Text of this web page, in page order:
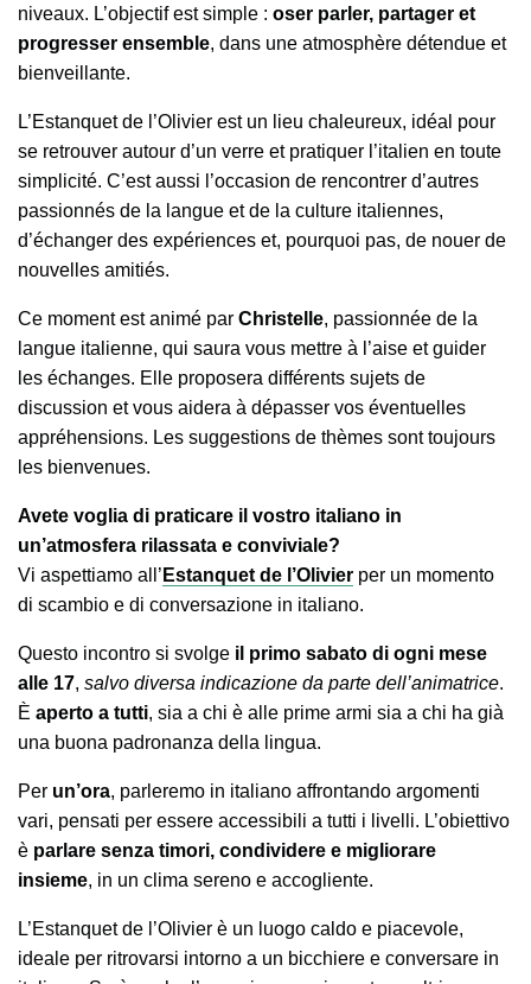
niveaux. L’objectif est simple : oser parler, partager et
progresser ensemble, dans une atmosphère détendue et
bienveillante.
L’Estanquet de l’Olivier est un lieu chaleureux, idéal pour
se retrouver autour d’un verre et pratiquer l’italien en toute
simplicité. C’est aussi l’occasion de rencontrer d’autres
passionnés de la langue et de la culture italiennes,
d’échanger des expériences et, pourquoi pas, de nouer de
nouvelles amitiés.
Ce moment est animé par Christelle, passionnée de la
langue italienne, qui saura vous mettre à l’aise et guider
les échanges. Elle proposera différents sujets de
discussion et vous aidera à dépasser vos éventuelles
appréhensions. Les suggestions de thèmes sont toujours
les bienvenues.
Avete voglia di praticare il vostro italiano in
un’atmosfera rilassata e conviviale?
Vi aspettiamo all’ Estanquet de l’Olivierper un momento
di scambio e di conversazione in italiano.
Questo incontro si svolge il primo sabato di ogni mese
alle 17, salvo diversa indicazione da parte dell’animatrice.
È aperto a tutti, sia a chi è alle prime armi sia a chi ha già
una buona padronanza della lingua.
Per un’ora, parleremo in italiano affrontando argomenti
vari, pensati per essere accessibili a tutti i livelli. L’obiettivo
è parlare senza timori, condividere e migliorare
insieme, in un clima sereno e accogliente.
L’Estanquet de l’Olivier è un luogo caldo e piacevole,
ideale per ritrovarsi intorno a un bicchiere e conversare in